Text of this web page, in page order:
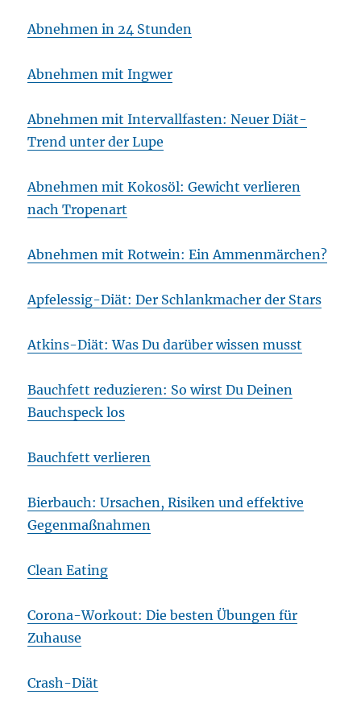
Abnehmen in 24 Stunden
Abnehmen mit Ingwer
Abnehmen mit Intervallfasten: Neuer Diät-
Trend unter der Lupe
Abnehmen mit Kokosöl: Gewicht verlieren
nach Tropenart
Abnehmen mit Rotwein: Ein Ammenmärchen?
Apfelessig-Diät: Der Schlankmacher der Stars
Atkins-Diät: Was Du darüber wissen musst
Bauchfett reduzieren: So wirst Du Deinen
Bauchspeck los
Bauchfett verlieren
Bierbauch: Ursachen, Risiken und effektive
Gegenmaßnahmen
Clean Eating
Corona-Workout: Die besten Übungen für
Zuhause
Crash-Diät